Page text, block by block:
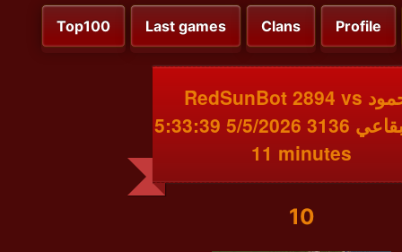
Top100 Last games Clans Profile
RedSunBot 2894 vs محمود
البقاعي 3136 5/5/2026 5:33:39 PM
11 minutes
10